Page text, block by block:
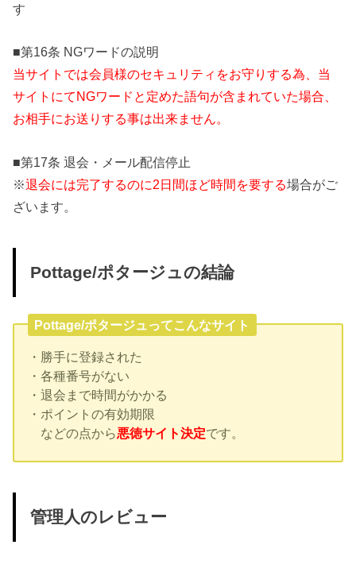
す
■第16条 NGワードの説明
当サイトでは会員様のセキュリティをお守りする為、当
サイトにてNGワードと定めた語句が含まれていた場合、
お相手にお送りする事は出来ません。
■第17条 退会・メール配信停止
※退会には完了するのに2日間ほど時間を要する場合がご
ざいます。
Pottage/ポタージュの結論
Pottage/ポタージュってこんなサイト
・勝手に登録された
・各種番号がない
・退会まで時間がかかる
・ポイントの有効期限
などの点から悪徳サイト決定です。
管理人のレビュー